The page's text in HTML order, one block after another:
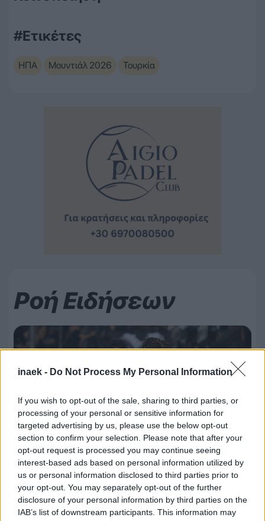
inaek - Do Not Process My Personal Information
If you wish to opt-out of the sale, sharing to third parties, or
processing of your personal or sensitive information for
targeted advertising by us, please use the below opt-out
section to confirm your selection. Please note that after your
opt-out request is processed you may continue seeing
interest-based ads based on personal information utilized by
us or personal information disclosed to third parties prior to
your opt-out. You may separately opt-out of the further
disclosure of your personal information by third parties on the
IAB’s list of downstream participants. This information may
#Ετικέτες
ΗΠΑ Μουντιάλ 2026 Τουρκία
Ροή Ειδήσεων
07.08.2026, 00:08
Βαθμολογία UEFA: Έχασε έδαφος η Ελλάδα μετά